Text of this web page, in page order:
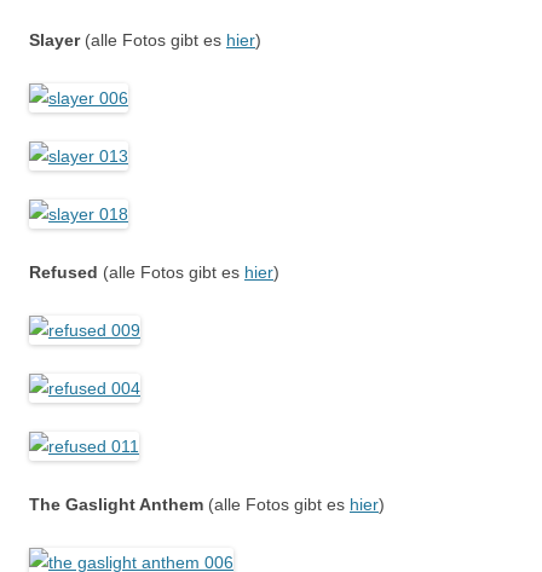
Slayer(alle Fotos gibt es hier)
Refused (alle Fotos gibt es hier)
The Gaslight Anthem (alle Fotos gibt es hier)